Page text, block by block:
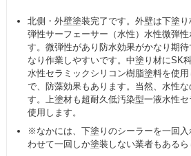
北側・外壁塗装完了です。外壁は下塗
弾性サーフェーサー（水性）水性微弾
す。微弾性があり防水効果がかなり期
なり作業しやすいです。中塗り材にSK
水性セラミックシリコン樹脂塗料を使
で、防藻効果もあります。当然、水性
す。上塗材も超耐久低汚染型一液水性
使用します。
※なかには、下塗りのシーラーを一回
わせて一回しか塗装しない業者もあるら